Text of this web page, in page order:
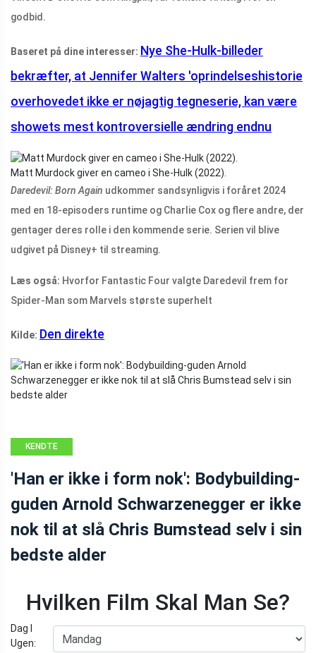
godbid.
Baseret på dine interesser: Nye She-Hulk-billeder
bekræfter, at Jennifer Walters 'oprindelseshistorie
overhovedet ikke er nøjagtig tegneserie, kan være
showets mest kontroversielle ændring endnu
Matt Murdock giver en cameo i She-Hulk (2022).
Daredevil: Born Again udkommer sandsynligvis i foråret 2024
med en 18-episoders runtime og Charlie Cox og flere andre, der
gentager deres rolle i den kommende serie. Serien vil blive
udgivet på Disney+ til streaming.
Læs også: Hvorfor Fantastic Four valgte Daredevil frem for
Spider-Man som Marvels største superhelt
Kilde: Den direkte
KENDTE
'Han er ikke i form nok': Bodybuilding-
guden Arnold Schwarzenegger er ikke
nok til at slå Chris Bumstead selv i sin
bedste alder
Hvilken Film Skal Man Se?
Dag I
Ugen: